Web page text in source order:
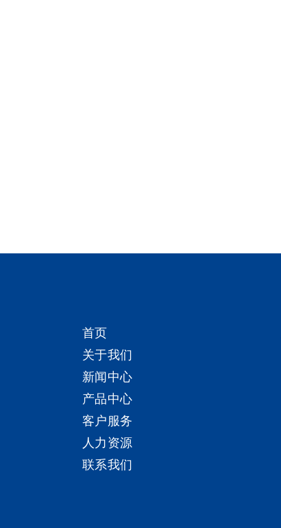
首页
关于我们
新闻中心
产品中心
客户服务
人力资源
联系我们